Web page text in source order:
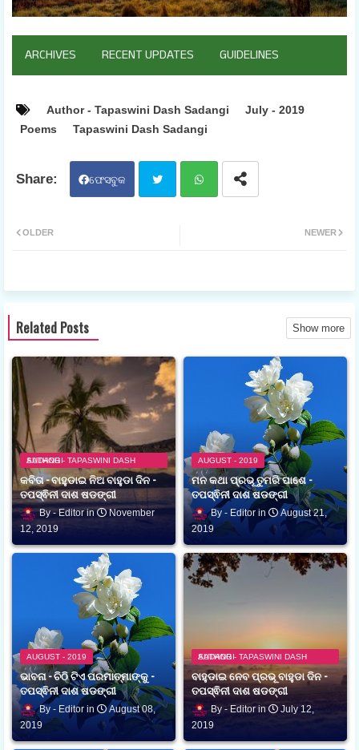
ARCHIVES RECENT UPDATES GUIDELINES
Author - Tapaswini Dash Sadangi
July - 2019
Poems
Tapaswini Dash Sadangi
ଫେସବୁକ
ଆପ
NEWER
OLDER
Related Posts Show more
AUTHOR - TAPASWINI DASH SADANGI
କବିତା - ବାହୁଡାଇ ନିଅ ବାହୁଡା ଦିନ -
ତପସ୍ଵିନୀ ଦାଶ ଷଡଙ୍ଗୀ
Editor
November
12, 2019
AUGUST - 2019
ମନ କଥା ପ୍ରଭୂ ତୁମରି ପାଶେ -
ତପସ୍ଵିନୀ ଦାଶ ଷଡଙ୍ଗୀ
Editor
August 21,
2019
AUGUST - 2019
ଭାବନା - ଚିଠି ଟିଏ ପରମାତ୍ମାଙ୍କୁ -
ତପସ୍ଵିନୀ ଦାଶ ଷଡଙ୍ଗୀ
Editor
August 08,
2019
AUTHOR - TAPASWINI DASH SADANGI
ବାହୁଡାଇ ନେବ ପ୍ରଭୂ ବାହୁଡା ଦିନ -
ତପସ୍ଵିନୀ ଦାଶ ଷଡଙ୍ଗୀ
Editor
July 12,
2019